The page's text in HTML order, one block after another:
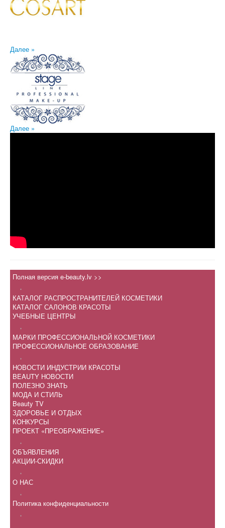
Далее »
Далее »
Полная версия e-beauty.lv >>
.
КАТАЛОГ РАСПРОСТРАНИТЕЛЕЙ КОСМЕТИКИ
КАТАЛОГ САЛОНОВ КРАСОТЫ
УЧЕБНЫЕ ЦЕНТРЫ
.
МАРКИ ПРОФЕССИОНАЛЬНОЙ КОСМЕТИКИ
ПРОФЕССИОНАЛЬНОЕ ОБРАЗОВАНИЕ
.
НОВОСТИ ИНДУСТРИИ КРАСОТЫ
BEAUTY НОВОСТИ
ПОЛЕЗНО ЗНАТЬ
МОДА И СТИЛЬ
Beauty TV
ЗДОРОВЬЕ И ОТДЫХ
КОНКУРСЫ
ПРОЕКТ «ПРЕОБРАЖЕНИЕ»
.
ОБЪЯВЛЕНИЯ
АКЦИИ-СКИДКИ
.
О НАС
.
Политика конфиденциальности
.